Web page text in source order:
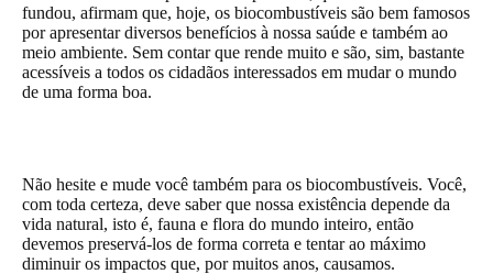
fundou, afirmam que, hoje, os biocombustíveis são bem famosos
por apresentar diversos benefícios à nossa saúde e também ao
meio ambiente. Sem contar que rende muito e são, sim, bastante
acessíveis a todos os cidadãos interessados em mudar o mundo
de uma forma boa.
Não hesite e mude você também para os biocombustíveis. Você,
com toda certeza, deve saber que nossa existência depende da
vida natural, isto é, fauna e flora do mundo inteiro, então
devemos preservá-los de forma correta e tentar ao máximo
diminuir os impactos que, por muitos anos, causamos.